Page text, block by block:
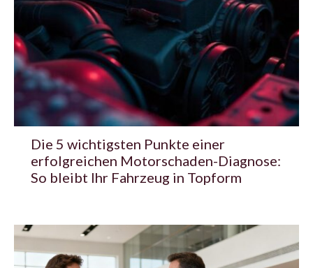
Die 5 wichtigsten Punkte einer
erfolgreichen Motorschaden-Diagnose:
So bleibt Ihr Fahrzeug in Topform